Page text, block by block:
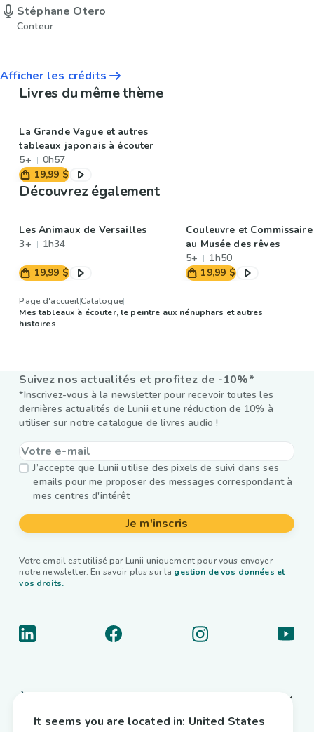
Stéphane Otero
Conteur
Afficher les crédits
Livres du même thème
La Grande Vague et autres
tableaux japonais à écouter
5+
0h57
19,99 $
Découvrez également
Les Animaux de Versailles
3+
1h34
19,99 $
Couleuvre et
au Musée des rêves
5+
1h50
19,99 $
Page d'accueilCatalogue
Mes tableaux à écouter, le peintre aux nénuphars et autres
histoires
Suivez nos actualités et profitez de -10%*
*Inscrivez-vous à la newsletter pour recevoir toutes les
dernières actualités de Lunii et une réduction de 10% à
utiliser sur notre catalogue de livres audio !
J’accepte que Lunii utilise des pixels de suivi dans ses
emails pour me proposer des messages correspondant à
mes centres d'intérêt
Je m'inscris
Votre email est utilisé par Lunii uniquement pour vous envoyer
notre newsletter. En savoir plus sur la gestion de vos données et
vos droits.
Liens utiles
It seems you are located in: United States